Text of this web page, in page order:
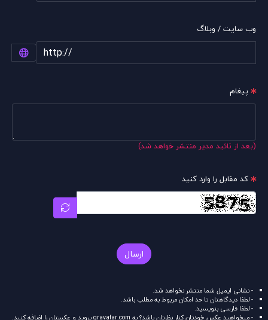
وب سایت / وبلاگ
پیغام
(بعد از تائید مدیر منتشر خواهد شد)
کد مقابل را وارد کنید
ارسال
- نشانی ایمیل شما منتشر نخواهد شد.
- لطفا دیدگاهتان تا حد امکان مربوط به مطلب باشد.
- لطفا فارسی بنویسید.